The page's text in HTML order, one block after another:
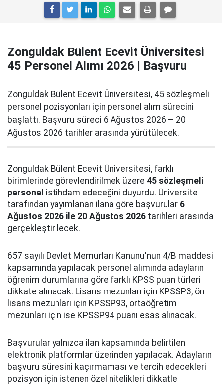
Zonguldak Bülent Ecevit Üniversitesi
45 Personel Alımı 2026 | Başvuru
Zonguldak Bülent Ecevit Üniversitesi, 45 sözleşmeli
personel pozisyonları için personel alım sürecini
başlattı. Başvuru süreci 6 Ağustos 2026 – 20
Ağustos 2026 tarihler arasında yürütülecek.
Zonguldak Bülent Ecevit Üniversitesi, farklı
birimlerinde görevlendirilmek üzere 45 sözleşmeli
personel istihdam edeceğini duyurdu. Üniversite
tarafından yayımlanan ilana göre başvurular 6
Ağustos 2026 ile 20 Ağustos 2026 tarihleri arasında
gerçekleştirilecek.
657 sayılı Devlet Memurları Kanunu'nun 4/B maddesi
kapsamında yapılacak personel alımında adayların
öğrenim durumlarına göre farklı KPSS puan türleri
dikkate alınacak. Lisans mezunları için KPSSP3, ön
lisans mezunları için KPSSP93, ortaöğretim
mezunları için ise KPSSP94 puanı esas alınacak.
Başvurular yalnızca ilan kapsamında belirtilen
elektronik platformlar üzerinden yapılacak. Adayların
başvuru süresini kaçırmaması ve tercih edecekleri
pozisyon için istenen özel nitelikleri dikkatle